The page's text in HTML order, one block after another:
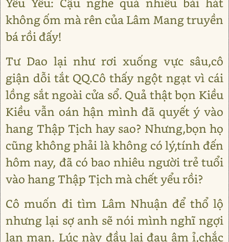
không ốm mà rên của Lâm Mang truyền
bá rồi đấy!
Tư Dao lại như rơi xuống vực sâu,cô
giận dỗi tắt QQ.Cô thấy ngột ngạt vì cái
lồng sắt ngoài cửa sổ. Quả thật bọn Kiều
Kiều vẫn oán hận mình đã quyết ý vào
hang Thập Tịch hay sao? Nhưng,bọn họ
cũng không phải là không có lý,tính đến
hôm nay, đã có bao nhiêu người trẻ tuổi
vào hang Thập Tịch mà chết yểu rồi?
Cô muốn đi tìm Lâm Nhuận để thổ lộ
nhưng lại sợ anh sẽ nói mình nghĩ ngợi
lan man. Lúc này đầu lại đau âm ỉ,chắc